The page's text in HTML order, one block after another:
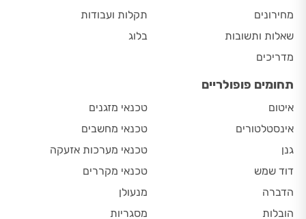
מחירונים
שאלות ותשובות
מדריכים
תקלות ועבודות
בלוג
תחומים פופולריים
איטום
אינסטלטורים
גנן
דוד שמש
הדברה
הובלות
טכנאי מזגנים
טכנאי מחשבים
טכנאי מערכות אזעקה
טכנאי מקררים
מנעולן
מסגריות